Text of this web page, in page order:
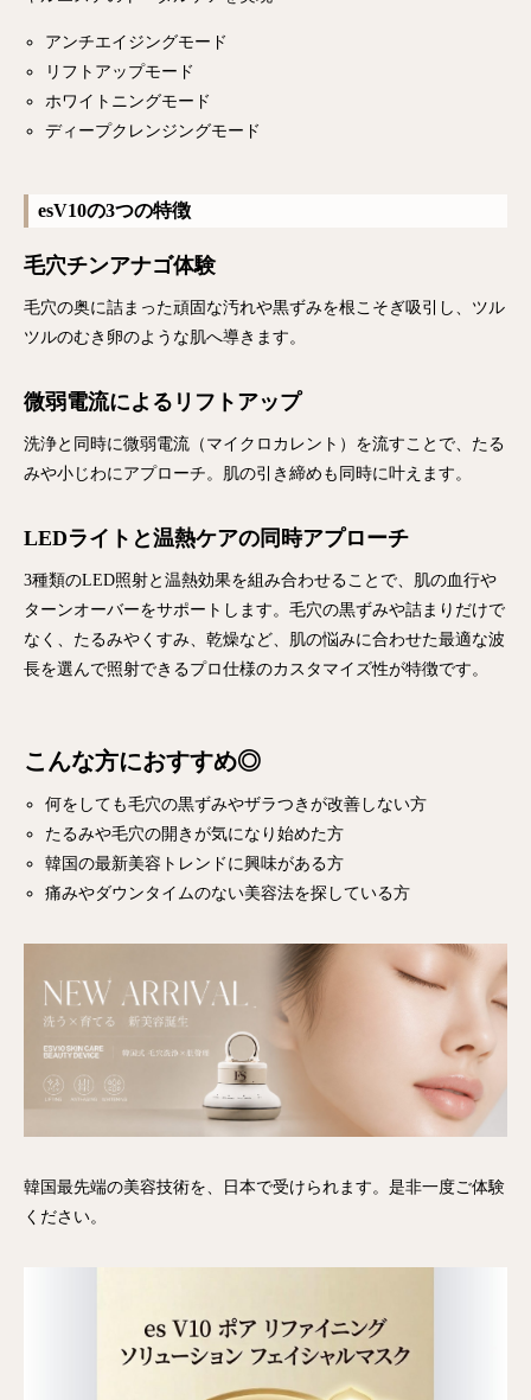
アンチエイジングモード
リフトアップモード
ホワイトニングモード
ディープクレンジングモード
esV10の3つの特徴
毛穴チンアナゴ体験
毛穴の奥に詰まった頑固な汚れや黒ずみを根こそぎ吸引し、ツル
ツルのむき卵のような肌へ導きます。
微弱電流によるリフトアップ
洗浄と同時に微弱電流（マイクロカレント）を流すことで、たる
みや小じわにアプローチ。肌の引き締めも同時に叶えます。
LEDライトと温熱ケアの同時アプローチ
3種類のLED照射と温熱効果を組み合わせることで、肌の血行や
ターンオーバーをサポートします。毛穴の黒ずみや詰まりだけで
なく、たるみやくすみ、乾燥など、肌の悩みに合わせた最適な波
長を選んで照射できるプロ仕様のカスタマイズ性が特徴です。
こんな方におすすめ◎
何をしても毛穴の黒ずみやザラつきが改善しない方
たるみや毛穴の開きが気になり始めた方
韓国の最新美容トレンドに興味がある方
痛みやダウンタイムのない美容法を探している方
韓国最先端の美容技術を、日本で受けられます。是非一度ご体験
ください。